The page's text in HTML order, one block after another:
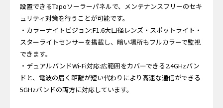
設置できるTapoソーラーパネルで、メンテナンスフリーのセキ
ュリティ対策を行うことが可能です。
・カラーナイトビジョン:F1.6大口径レンズ・スポットライト・
スターライトセンサーを搭載し、暗い場所もフルカラーで監視
できます。
・デュアルバンドWi-Fi対応:広範囲をカバーできる2.4GHzバン
ドと、電波の届く距離が短い代わりにより高速な通信ができる
5GHzバンドの両方に対応しています。